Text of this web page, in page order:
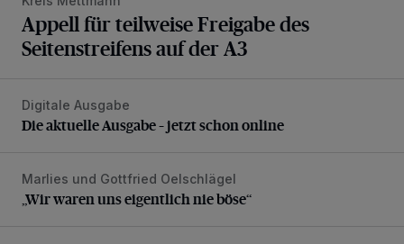
Appell für teilweise Freigabe des
Seitenstreifens auf der A3
Die aktuelle Ausgabe – jetzt schon online
Digitale Ausgabe
Die aktuelle Ausgabe – jetzt schon online
„Wir waren uns eigentlich nie böse“
Marlies und Gottfried Oelschlägel
„Wir waren uns eigentlich nie böse“